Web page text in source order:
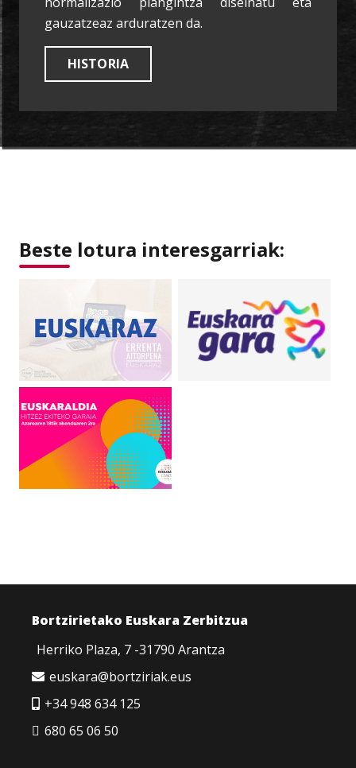
gauzatzeaz arduratzen da.
HISTORIA
Beste lotura interesgarriak:
Bortzirietako Euskara Zerbitzua
Herriko Plaza, 7 -31790 Arantza
euskara@bortziriak.eus
+34 948 634 125
680 65 06 50